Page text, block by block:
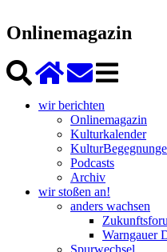
Onlinemagazin
wir berichten
Onlinemagazin
Kulturkalender
Podcasts
Archiv
wir stoßen an!
anders wachsen
Warngauer
Spurwechsel